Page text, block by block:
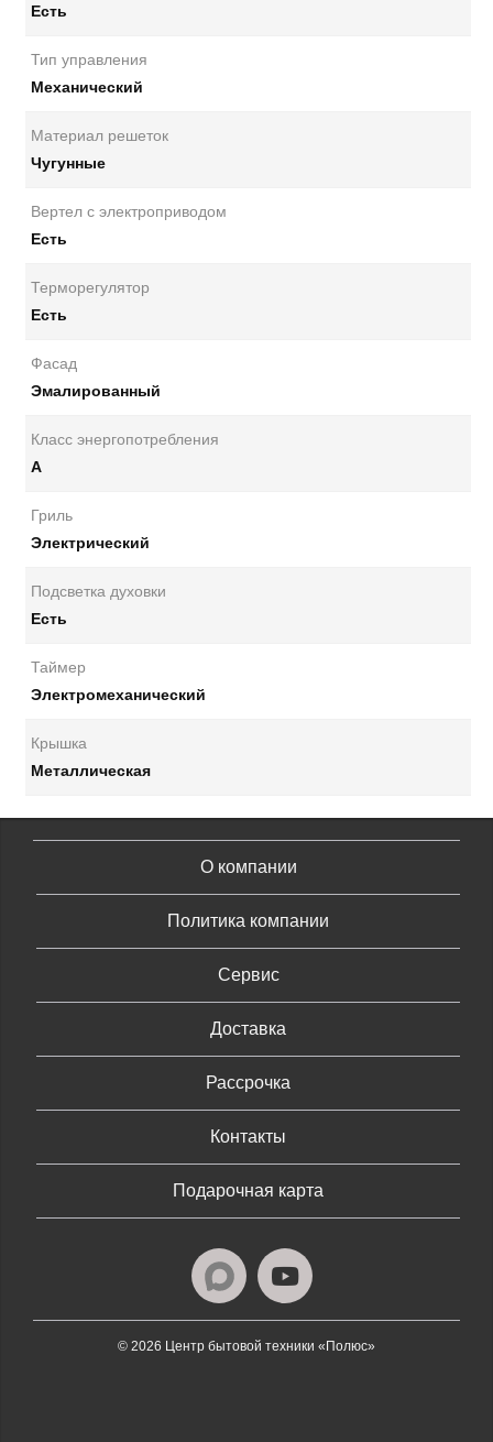
Есть
Тип управления
Механический
Материал решеток
Чугунные
Вертел с электроприводом
Есть
Терморегулятор
Есть
Фасад
Эмалированный
Класс энергопотребления
А
Гриль
Электрический
Подсветка духовки
Есть
Таймер
Электромеханический
Крышка
Металлическая
О компании
Политика компании
Сервис
Доставка
Рассрочка
Контакты
Подарочная карта
© 2026 Центр бытовой техники «Полюс»